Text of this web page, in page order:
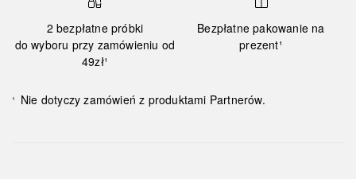
2 bezpłatne próbki
do wyboru przy zamówieniu od
49zł¹
Bezpłatne pakowanie na
prezent¹
¹ Nie dotyczy zamówień z produktami Partnerów.